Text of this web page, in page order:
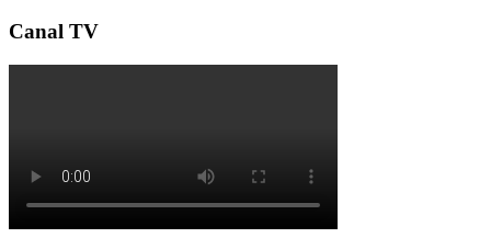
Canal TV